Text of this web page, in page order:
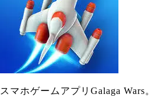
スマホゲームアプリGalaga Wars。